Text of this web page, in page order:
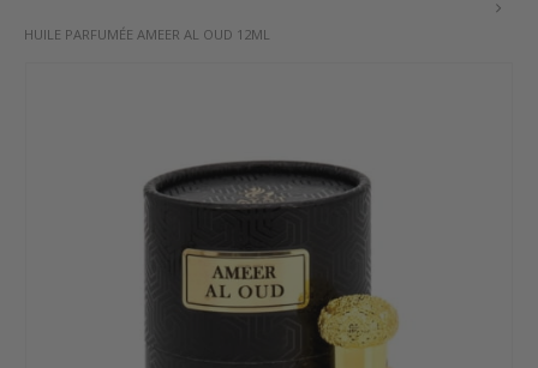
HUILE PARFUMÉE AMEER AL OUD 12ML